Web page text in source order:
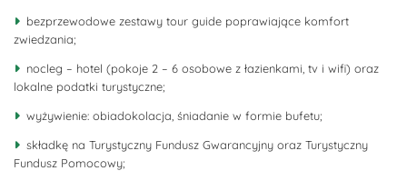
bezprzewodowe zestawy tour guide poprawiające komfort
zwiedzania;
nocleg – hotel (pokoje 2 – 6 osobowe z łazienkami, tv i wifi) oraz
lokalne podatki turystyczne;
wyżywienie: obiadokolacja, śniadanie w formie bufetu;
składkę na Turystyczny Fundusz Gwarancyjny oraz Turystyczny
Fundusz Pomocowy;